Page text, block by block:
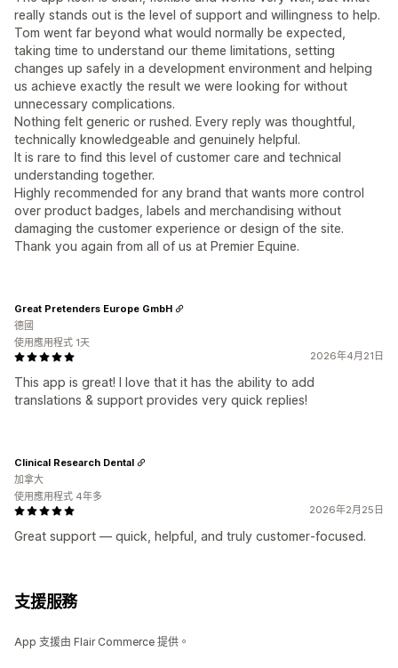
really stands out is the level of support and willingness to help.
Tom went far beyond what would normally be expected,
taking time to understand our theme limitations, setting
changes up safely in a development environment and helping
us achieve exactly the result we were looking for without
unnecessary complications.
Nothing felt generic or rushed. Every reply was thoughtful,
technically knowledgeable and genuinely helpful.
It is rare to find this level of customer care and technical
understanding together.
Highly recommended for any brand that wants more control
over product badges, labels and merchandising without
damaging the customer experience or design of the site.
Thank you again from all of us at Premier Equine.
2026年4月21日
This app is great! I love that it has the ability to add
translations & support provides very quick replies!
Great Pretenders Europe GmbH
德國
使用應用程式 1天
2026年2月25日
Great support — quick, helpful, and truly customer‑focused.
Clinical Research Dental
加拿大
使用應用程式 4年多
支援服務
App 支援由 Flair Commerce 提供。